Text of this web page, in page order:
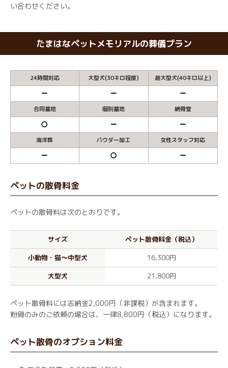
い合わせください。
たまはなペットメモリアルの葬儀プラン
24時間対応
ー
大型犬(30キロ程度)
ー
超大型犬(40キロ以上)
ー
合同墓地
〇
個別墓地
ー
納骨堂
ー
海洋葬
ー
パウダー加工
〇
女性スタッフ対応
ー
ペットの散骨料金
ペットの散骨料は次のとおりです。
サイズ
ペット散骨料金（税込）
小動物・猫～中型犬
16,300円
大型犬
21,800円
ペット散骨料には志納金2,000円（非課税）が含まれます。
粉骨のみのご依頼の場合は、一律8,800円（税込）になります。
ペット散骨のオプション料金